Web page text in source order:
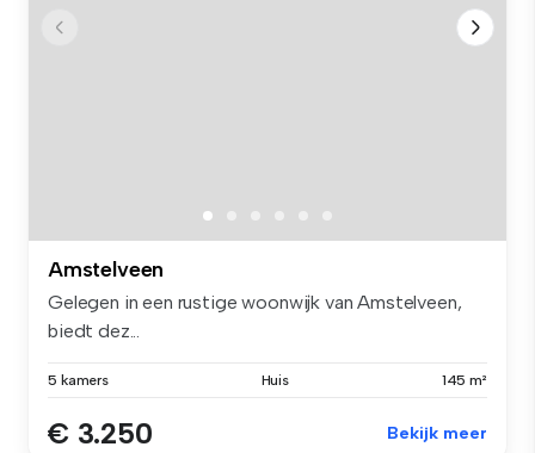
Amstelveen
Gelegen in een rustige woonwijk van Amstelveen,
biedt dez...
5 kamers Huis 145 m²
€ 3.250 Bekijk meer